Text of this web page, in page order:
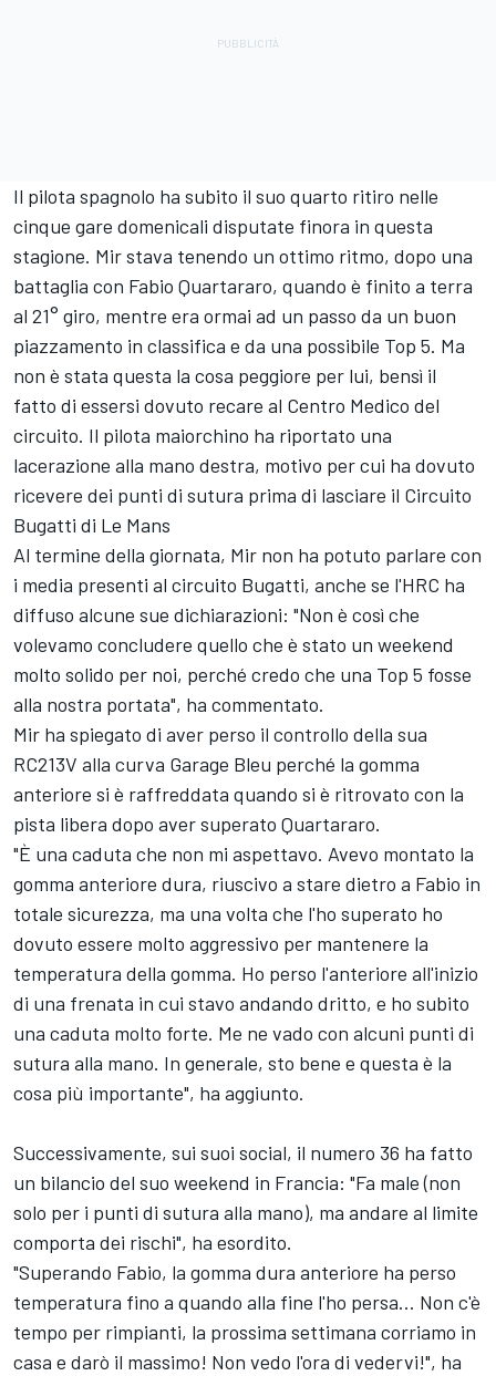
Il pilota spagnolo ha subito il suo quarto ritiro nelle
cinque gare domenicali disputate finora in questa
stagione. Mir stava tenendo un ottimo ritmo, dopo una
battaglia con Fabio Quartararo, quando è finito a terra
al 21° giro, mentre era ormai ad un passo da un buon
piazzamento in classifica e da una possibile Top 5. Ma
non è stata questa la cosa peggiore per lui, bensì il
fatto di essersi dovuto recare al Centro Medico del
circuito. Il pilota maiorchino ha riportato una
lacerazione alla mano destra, motivo per cui ha dovuto
ricevere dei punti di sutura prima di lasciare il Circuito
Bugatti di Le Mans
Al termine della giornata, Mir non ha potuto parlare con
i media presenti al circuito Bugatti, anche se l'HRC ha
diffuso alcune sue dichiarazioni: "Non è così che
volevamo concludere quello che è stato un weekend
molto solido per noi, perché credo che una Top 5 fosse
alla nostra portata", ha commentato.
Mir ha spiegato di aver perso il controllo della sua
RC213V alla curva Garage Bleu perché la gomma
anteriore si è raffreddata quando si è ritrovato con la
pista libera dopo aver superato Quartararo.
"È una caduta che non mi aspettavo. Avevo montato la
gomma anteriore dura, riuscivo a stare dietro a Fabio in
totale sicurezza, ma una volta che l'ho superato ho
dovuto essere molto aggressivo per mantenere la
temperatura della gomma. Ho perso l'anteriore all'inizio
di una frenata in cui stavo andando dritto, e ho subito
una caduta molto forte. Me ne vado con alcuni punti di
sutura alla mano. In generale, sto bene e questa è la
cosa più importante", ha aggiunto.
Successivamente, sui suoi social, il numero 36 ha fatto
un bilancio del suo weekend in Francia: "Fa male (non
solo per i punti di sutura alla mano), ma andare al limite
comporta dei rischi", ha esordito.
"Superando Fabio, la gomma dura anteriore ha perso
temperatura fino a quando alla fine l'ho persa... Non c'è
tempo per rimpianti, la prossima settimana corriamo in
casa e darò il massimo! Non vedo l'ora di vedervi!", ha